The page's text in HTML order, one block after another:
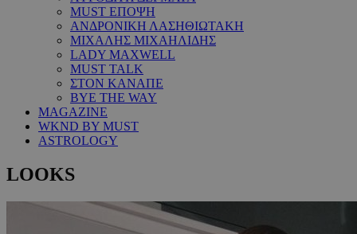
MUST ΕΠΟΨΗ
ΑΝΔΡΟΝΙΚΗ ΛΑΣΗΘΙΩΤΑΚΗ
ΜΙΧΑΛΗΣ ΜΙΧΑΗΛΙΔΗΣ
LADY MAXWELL
MUST TALK
ΣΤΟΝ ΚΑΝΑΠΕ
BYE THE WAY
MAGAZINE
WKND BY MUST
ASTROLOGY
LOOKS